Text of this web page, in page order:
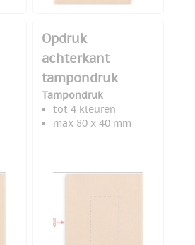
Opdruk
achterkant
tampondruk
Tampondruk
tot 4 kleuren
max 80 x 40 mm